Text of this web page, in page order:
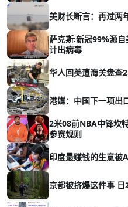
美财长断言：再过两
萨克斯:新冠99%源
计出病毒
华人回美遭海关盘查
港媒：中国下一项出
2米08前NBA中锋坎
参赛规则
印度最赚钱的生意被
京都被挤爆这件事